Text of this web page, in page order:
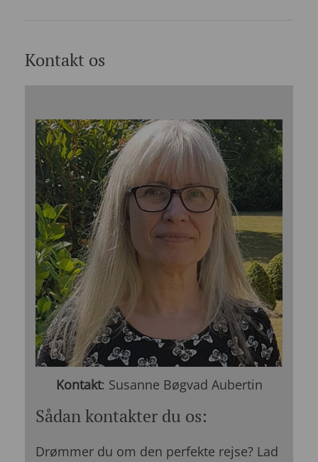
Kontakt os
Kontakt: Susanne Bøgvad Aubertin
Sådan kontakter du os:
Drømmer du om den perfekte rejse? Lad